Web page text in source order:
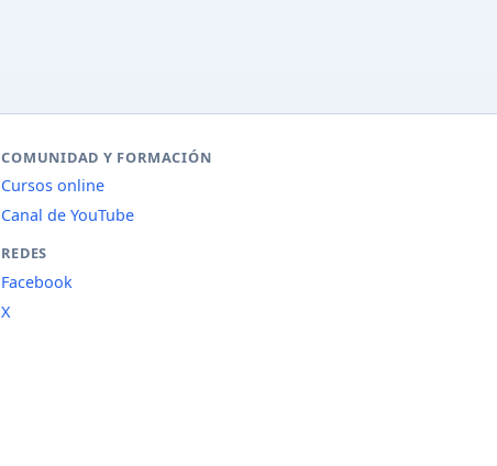
COMUNIDAD Y FORMACIÓN
Cursos online
Canal de YouTube
REDES
Facebook
X